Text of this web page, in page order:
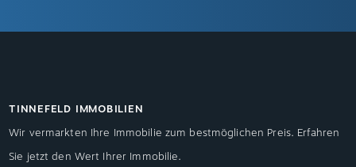
TINNEFELD IMMOBILIEN
Wir vermarkten Ihre Immobilie zum bestmöglichen Preis. Erfahren
Sie jetzt den Wert Ihrer Immobilie.